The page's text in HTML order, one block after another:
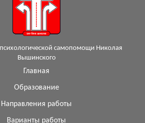
самопомощи Николая
Вышинского
Главная
Образование
Направления работы
Варианты работы